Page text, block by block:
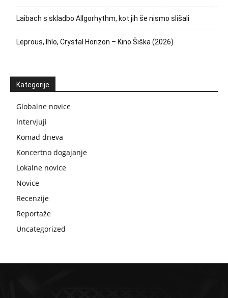
Laibach s skladbo Allgorhythm, kot jih še nismo slišali
Leprous, Ihlo, Crystal Horizon – Kino Šiška (2026)
Kategorije
Globalne novice
Intervjuji
Komad dneva
Koncertno dogajanje
Lokalne novice
Novice
Recenzije
Reportaže
Uncategorized